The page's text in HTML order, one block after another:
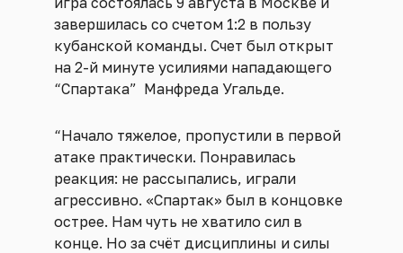
завершилась со счетом 1:2 в пользу
кубанской команды. Счет был открыт
на 2-й минуте усилиями нападающего
“Спартака” Манфреда Угальде.
“Начало тяжелое, пропустили в первой
атаке практически. Понравилась
реакция: не рассыпались, играли
агрессивно. «Спартак» был в концовке
острее. Нам чуть не хватило сил в
конце. Но за счёт дисциплины и силы